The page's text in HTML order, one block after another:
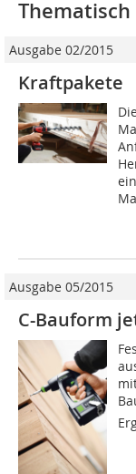
Ausgabe 02/2015
Kraftpakete
Ausgabe 05/2015
C-Bauform